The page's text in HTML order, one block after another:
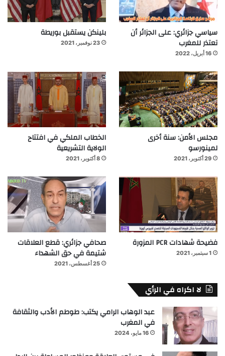
سياسي جزائري: على الجزائر أن
تعتذر للمغرب
16 أبريل، 2022
بلينكن يستقبل بوريطة
23 نوفمبر، 2021
مجلس الأمن: سنة أخرى
لمينورسو
29 أكتوبر، 2021
الخطاب الملكي في افتتاح
الولاية التشريعية
8 أكتوبر، 2021
فضيحة شهادات PCR المزورة
1 سبتمبر، 2021
صحافي جزائري: قطع العلاقات
شتيمة في حق الشهداء
25 أغسطس، 2021
لا اكراه في الرأي
عبد الوهاب الرامي يكتب: طوطم الأدب والثقافة
في المغرب
16 مايو، 2024